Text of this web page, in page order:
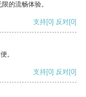
的流畅体验。
支持[0] 反对[0]
。
支持[0] 反对[0]